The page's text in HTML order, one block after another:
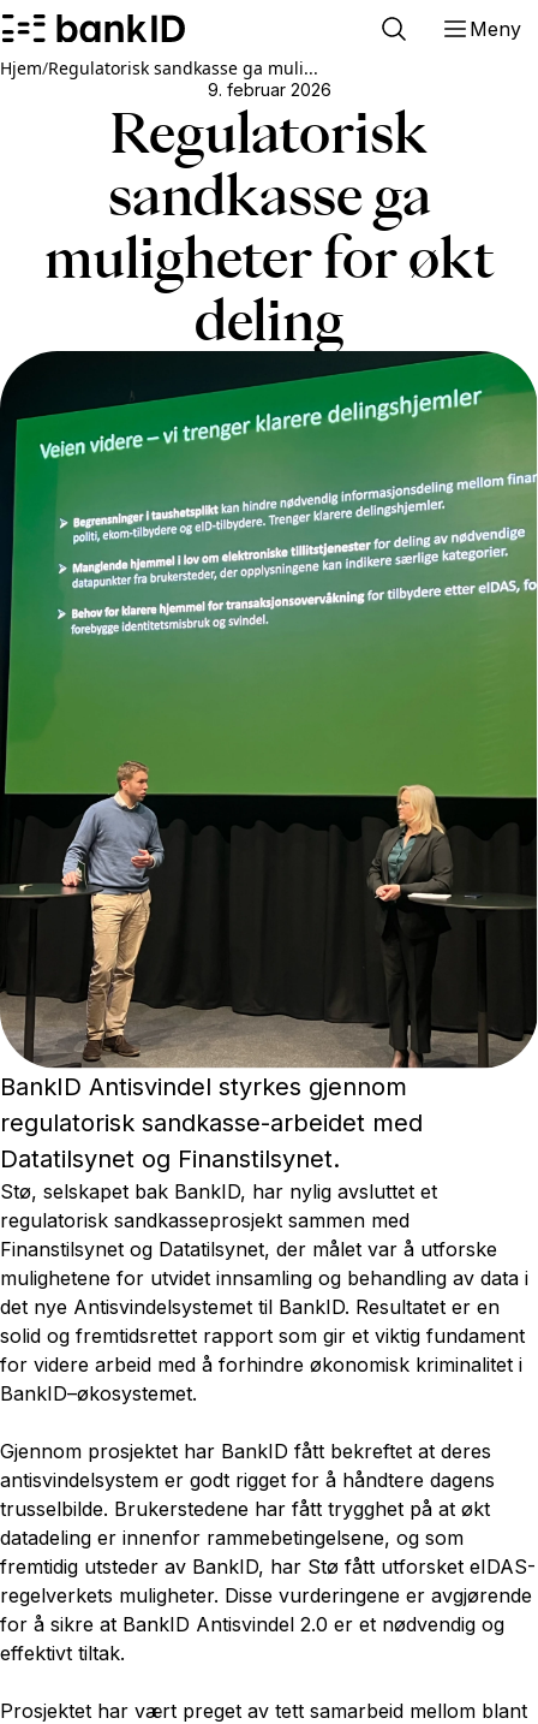
Meny
Hjem/Regulatorisk sandkasse ga muli...
9. februar 2026
Regulatorisk
sandkasse ga
muligheter for økt
deling
BankID Antisvindel styrkes gjennom
regulatorisk sandkasse-arbeidet med
Datatilsynet og Finanstilsynet.
Stø, selskapet bak BankID, har nylig avsluttet et
regulatorisk sandkasseprosjekt sammen med
Finanstilsynet og Datatilsynet, der målet var å utforske
mulighetene for utvidet innsamling og behandling av data i
det nye Antisvindelsystemet til BankID. Resultatet er en
solid og fremtidsrettet rapport som gir et viktig fundament
for videre arbeid med å forhindre økonomisk kriminalitet i
BankID–økosystemet.
Gjennom prosjektet har BankID fått bekreftet at deres
antisvindelsystem er godt rigget for å håndtere dagens
trusselbilde. Brukerstedene har fått trygghet på at økt
datadeling er innenfor rammebetingelsene, og som
fremtidig utsteder av BankID, har Stø fått utforsket eIDAS-
regelverkets muligheter. Disse vurderingene er avgjørende
for å sikre at BankID Antisvindel 2.0 er et nødvendig og
effektivt tiltak.
Prosjektet har vært preget av tett samarbeid mellom blant